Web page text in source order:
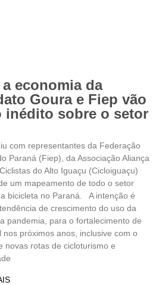
economia da
Goura e Fiep vão
inédito sobre o setor
com representantes da Federação
Paraná (Fiep), da Associação Aliança
do Alto Iguaçu (Cicloiguaçu)
um mapeamento de todo o setor
bicicleta no Paraná. A intenção é
de crescimento do uso da
pandemia, para o fortalecimento de
próximos anos, inclusive com o
novas rotas de cicloturismo e